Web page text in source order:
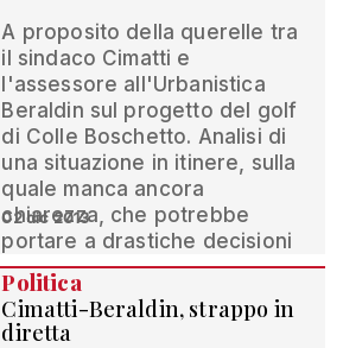
A proposito della querelle tra
il sindaco Cimatti e
l'assessore all'Urbanistica
Beraldin sul progetto del golf
di Colle Boschetto. Analisi di
una situazione in itinere, sulla
quale manca ancora
chiarezza, che potrebbe
portare a drastiche decisioni
02 dic 2013
Politica
Cimatti-Beraldin, strappo in
diretta